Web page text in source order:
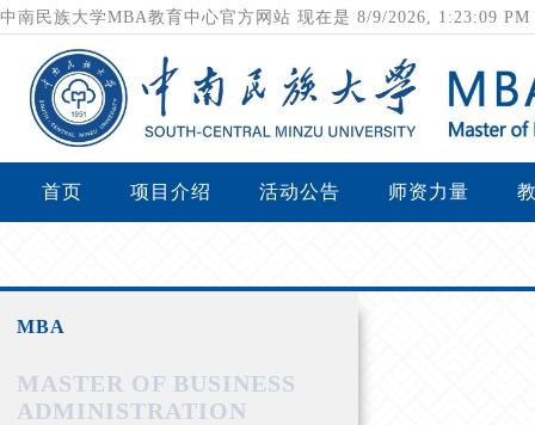
中南民族大学MBA教育中心官方网站 现在是 8/9/2026, 1:23:09 PM
首页 项目介绍 活动公告 师资力量
MBA
MASTER OF BUSINESS
ADMINISTRATION